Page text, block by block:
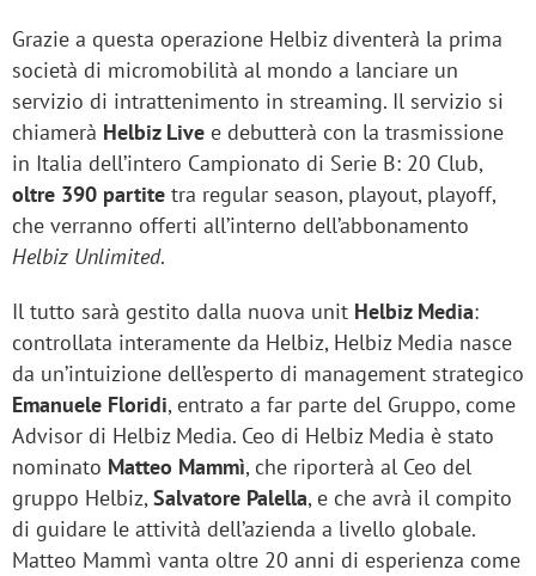
Grazie a questa operazione Helbiz diventerà la prima
società di micromobilità al mondo a lanciare un
servizio di intrattenimento in streaming. Il servizio si
chiamerà Helbiz Live e debutterà con la trasmissione
in Italia dell’intero Campionato di Serie B: 20 Club,
oltre 390 partite tra regular season, playout, playoff,
che verranno offerti all’interno dell’abbonamento
Helbiz Unlimited.
Il tutto sarà gestito dalla nuova unit Helbiz Media:
controllata interamente da Helbiz, Helbiz Media nasce
da un’intuizione dell’esperto di management strategico
Emanuele Floridi, entrato a far parte del Gruppo, come
Advisor di Helbiz Media. Ceo di Helbiz Media è stato
nominato Matteo Mammì, che riporterà al Ceo del
gruppo Helbiz,Salvatore Palella, e che avrà il compito
di guidare le attività dell’azienda a livello globale.
Matteo Mammì vanta oltre 20 anni di esperienza come